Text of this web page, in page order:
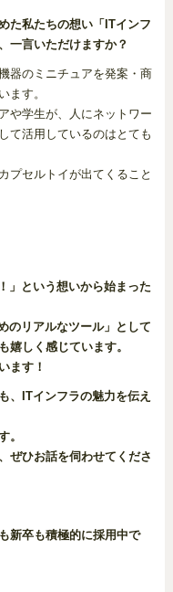
た私たちの想い「ITインフ
一言いただけますか？
器のミニチュアを発案・商
ます。
や学生が、人にネットワー
て活用しているのはとても
プセルトイが出てくること
」という想いから始まった
のリアルなツール」として
嬉しく感じています。
ます！
、ITインフラの魅力を伝え
。
ぜひお話を伺わせてくださ
新卒も積極的に採用中で